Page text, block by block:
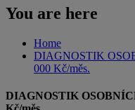
You are here
Home
DIAGNOSTIK
000 Kč/měs.
DIAGNOSTIK